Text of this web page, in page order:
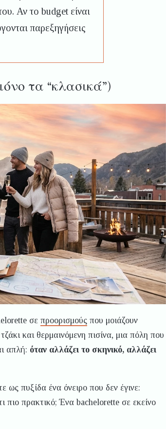
Αν το budget είναι
παρεξηγήσεις
τα “κλασικά”)
σε προορισμούς που μοιάζουν
και θερμαινόμενη πισίνα, μια πόλη που
απλή: όταν αλλάζει το σκηνικό, αλλάζει
ως πυξίδα ένα όνειρο που δεν έγινε:
πρακτικό; Ένα bachelorette σε εκείνο